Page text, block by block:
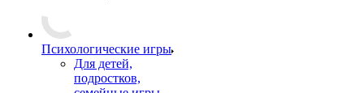
Психологические игры
Для детей,
подростков,